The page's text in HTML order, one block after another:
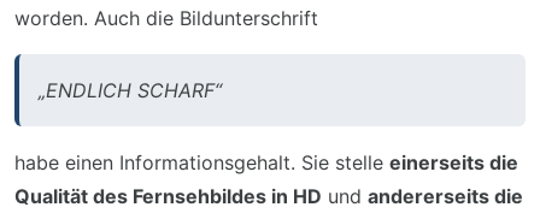
worden. Auch die Bildunterschrift
„ENDLICH SCHARF“
habe einen Informationsgehalt. Sie stelle einerseits die
Qualität des Fernsehbildes in HD und andererseits die